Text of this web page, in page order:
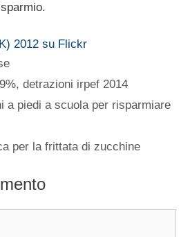
2012 su Flickr
,detrazioni irpef 2014
a piedi a scuola per risparmiare
per la frittata di zucchine